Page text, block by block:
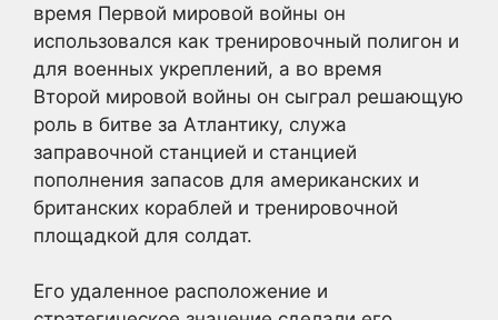
время Первой мировой войны он
использовался как тренировочный полигон и
для военных укреплений, а во время
Второй мировой войны он сыграл решающую
роль в битве за Атлантику, служа
заправочной станцией и станцией
пополнения запасов для американских и
британских кораблей и тренировочной
площадкой для солдат.
Его удаленное расположение и